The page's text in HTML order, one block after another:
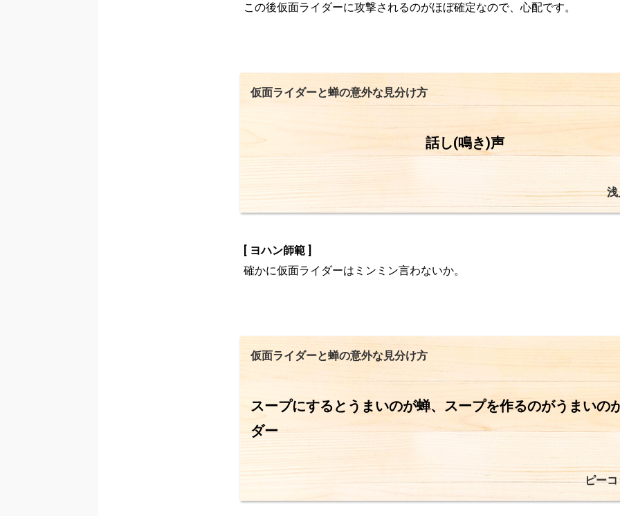
この後仮面ライダーに攻撃されるのがほぼ確定なので、心配です。
仮面ライダーと蝉の意外な見分け方
話し(鳴き)声
[ ヨハン師範 ]
確かに仮面ライダーはミンミン言わないか。
仮面ライダーと蝉の意外な見分け方
スープにするとうまいのが蝉、スープを作るのがうまいの
ダー
ピー